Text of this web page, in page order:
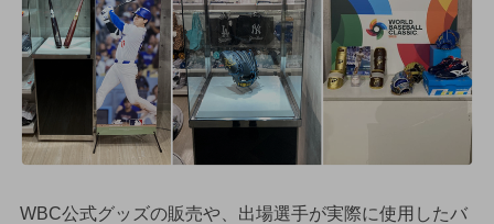
WBC公式グッズの販売や、出場選手が実際に使用したバ